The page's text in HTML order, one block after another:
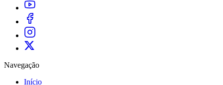
Navegação
Início